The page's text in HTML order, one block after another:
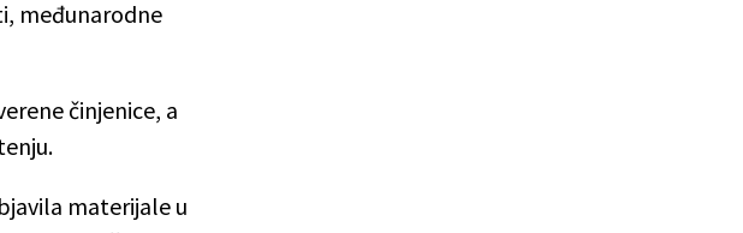
međunarodne
činjenice, a
materijale u